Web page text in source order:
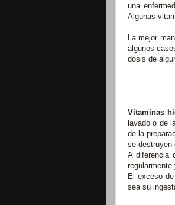
una
Algunas
La mejor
algunos
dosis de
Vitaminas
lavado o de
de la
se destruyen
A diferencia
regularmente
El exceso
sea su